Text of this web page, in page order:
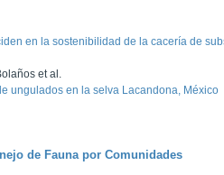
en la sostenibilidad de la cacería de
et al.
ungulados en la selva Lacandona, México
de Fauna por Comunidades